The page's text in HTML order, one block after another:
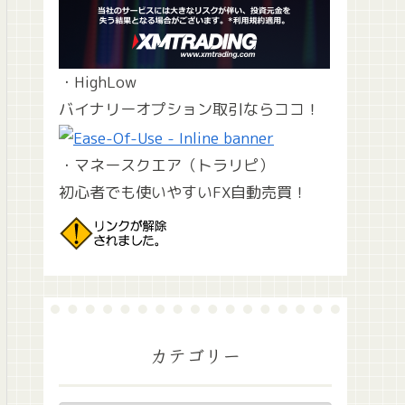
・HighLow
バイナリーオプション取引ならココ！
・マネースクエア（トラリピ）
初心者でも使いやすいFX自動売買！
カテゴリー